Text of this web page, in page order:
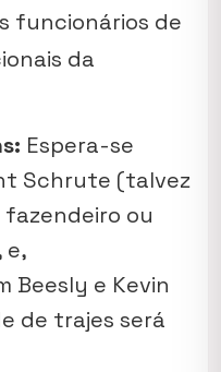
funcionários de
da
Espera-se
Schrute (talvez
ou
e,
Beesly e Kevin
de trajes será